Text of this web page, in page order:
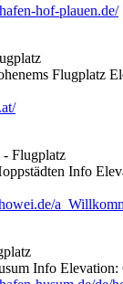
hof-plauen.de/
Flugplatz
- Flugplatz
Info
Info Elevation: